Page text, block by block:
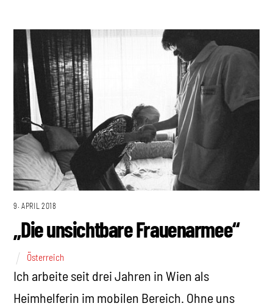
9. APRIL 2018
„Die unsichtbare Frauenarmee“
Österreich
Ich arbeite seit drei Jahren in Wien als
Heimhelferin im mobilen Bereich. Ohne uns